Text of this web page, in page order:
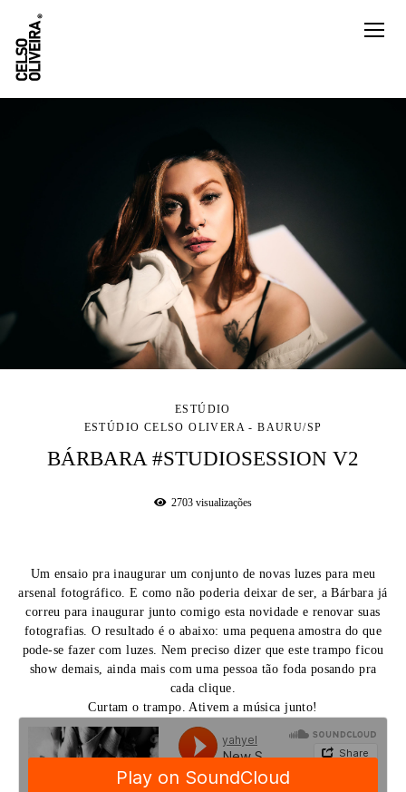
ESTÚDIO
ESTÚDIO CELSO OLIVERA - BAURU/SP
BÁRBARA #STUDIOSESSION V2
2703 visualizações
Um ensaio pra inaugurar um conjunto de novas luzes para meu
arsenal fotográfico. E como não poderia deixar de ser, a Bárbara já
correu para inaugurar junto comigo esta novidade e renovar suas
fotografias. O resultado é o abaixo: uma pequena amostra do que
pode-se fazer com luzes. Nem preciso dizer que este trampo ficou
show demais, ainda mais com uma pessoa tão foda posando pra
cada clique.
Curtam o trampo. Ativem a música junto!